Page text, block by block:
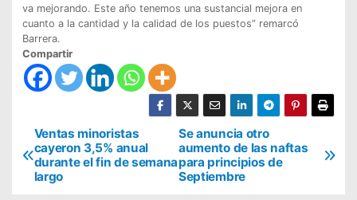
va mejorando. Este año tenemos una sustancial mejora en
cuanto a la cantidad y la calidad de los puestos” remarcó
Barrera.
Compartir
N
a
Se anuncia otro
aumento de las naftas
para principios de
Septiembre
Ventas minoristas
cayeron 3,5% anual
durante el fin de semana
largo